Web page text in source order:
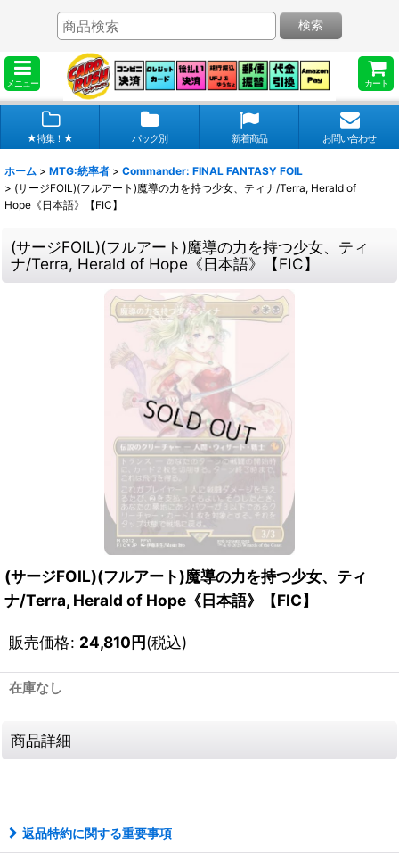
メニュー カート
検索
★特集！★ パック別 新着商品 お問い合わせ
ホーム > MTG:統率者 > Commander: FINAL FANTASY FOIL
> (サージFOIL)(フルアート)魔導の力を持つ少女、ティナ/Terra, Herald of
Hope《日本語》【FIC】
(サージFOIL)(フルアート)魔導の力を持つ少女、ティ
ナ/Terra, Herald of Hope《日本語》【FIC】
(サージFOIL)(フルアート)魔導の力を持つ少女、ティ
ナ/Terra, Herald of Hope《日本語》【FIC】
販売価格: 24,810円(税込)
在庫なし
商品詳細
返品特約に関する重要事項